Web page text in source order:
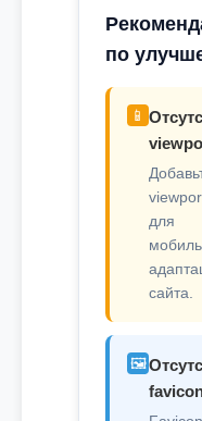
по
📱
для
сайта.
🖼️